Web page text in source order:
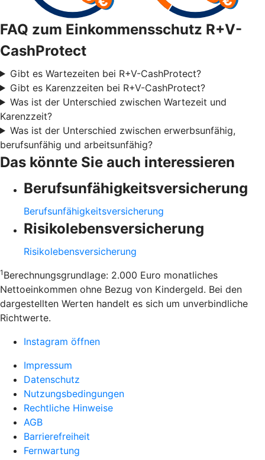
FAQ zum Einkommensschutz R+V-
CashProtect
Gibt es Wartezeiten bei R+V-CashProtect?
Gibt es Karenzzeiten bei R+V-CashProtect?
Was ist der Unterschied zwischen Wartezeit und
Karenzzeit?
Was ist der Unterschied zwischen erwerbsunfähig,
berufsunfähig und arbeitsunfähig?
Das könnte Sie auch interessieren
Berufsunfähigkeitsversicherung
Berufsunfähigkeitsversicherung
Risikolebensversicherung
Risikolebensversicherung
1 Berechnungsgrundlage: 2.000 Euro monatliches
Nettoeinkommen ohne Bezug von Kindergeld. Bei den
dargestellten Werten handelt es sich um unverbindliche
Richtwerte.
Instagram öffnen
Impressum
Datenschutz
Nutzungsbedingungen
Rechtliche Hinweise
AGB
Barrierefreiheit
Fernwartung